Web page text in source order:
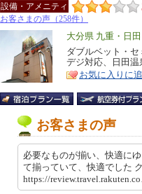
設備・アメニティ
お客さまの声（258件）
エ
リ
ア
大分県 九重・日
特
徴
ダブルベット・
デジ対応、日田
お気に入りに
お客さまの声
必要なものが揃い、快適に
て揃っていて、快適でした
https://